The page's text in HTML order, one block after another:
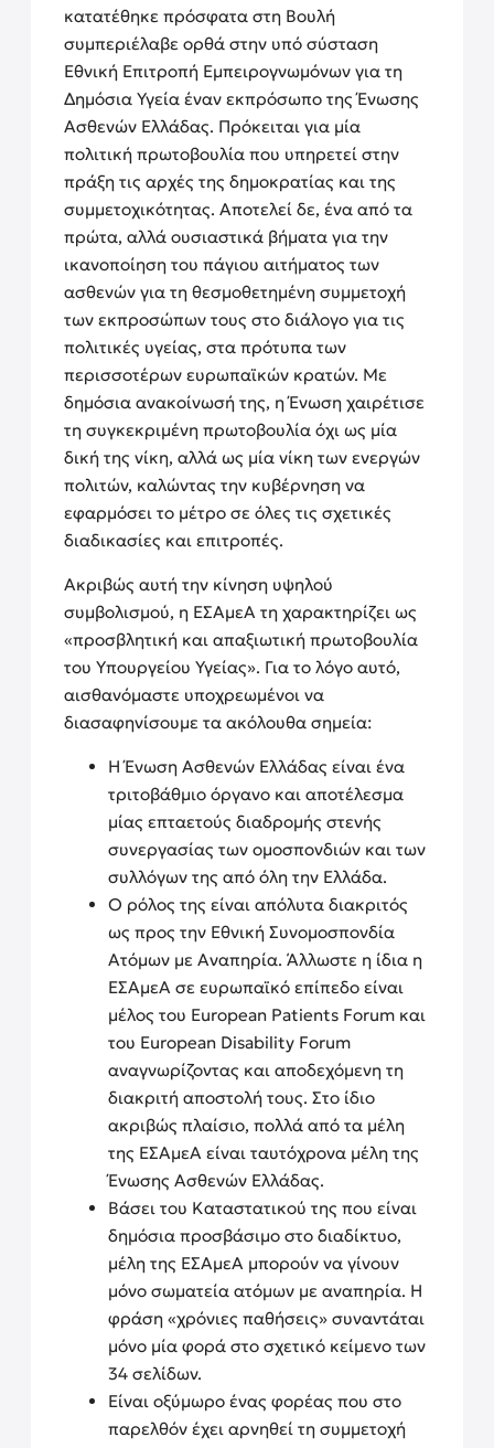
κατατέθηκε πρόσφατα στη Βουλή
συμπεριέλαβε ορθά στην υπό σύσταση
Εθνική Επιτροπή Εμπειρογνωμόνων για τη
Δημόσια Υγεία έναν εκπρόσωπο της Ένωσης
Ασθενών Ελλάδας. Πρόκειται για μία
πολιτική πρωτοβουλία που υπηρετεί στην
πράξη τις αρχές της δημοκρατίας και της
συμμετοχικότητας. Αποτελεί δε, ένα από τα
πρώτα, αλλά ουσιαστικά βήματα για την
ικανοποίηση του πάγιου αιτήματος των
ασθενών για τη θεσμοθετημένη συμμετοχή
των εκπροσώπων τους στο διάλογο για τις
πολιτικές υγείας, στα πρότυπα των
περισσοτέρων ευρωπαϊκών κρατών. Με
δημόσια ανακοίνωσή της, η Ένωση χαιρέτισε
τη συγκεκριμένη πρωτοβουλία όχι ως μία
δική της νίκη, αλλά ως μία νίκη των ενεργών
πολιτών, καλώντας την κυβέρνηση να
εφαρμόσει το μέτρο σε όλες τις σχετικές
διαδικασίες και επιτροπές.
Ακριβώς αυτή την κίνηση υψηλού
συμβολισμού, η ΕΣΑμεΑ τη χαρακτηρίζει ως
«προσβλητική και απαξιωτική πρωτοβουλία
του Υπουργείου Υγείας». Για το λόγο αυτό,
αισθανόμαστε υποχρεωμένοι να
διασαφηνίσουμε τα ακόλουθα σημεία:
Η Ένωση Ασθενών Ελλάδας είναι ένα
τριτοβάθμιο όργανο και αποτέλεσμα
μίας επταετούς διαδρομής στενής
συνεργασίας των ομοσπονδιών και των
συλλόγων της από όλη την Ελλάδα.
Ο ρόλος της είναι απόλυτα διακριτός
ως προς την Εθνική Συνομοσπονδία
Ατόμων με Αναπηρία. Άλλωστε η ίδια η
ΕΣΑμεΑ σε ευρωπαϊκό επίπεδο είναι
μέλος του European Patients Forum και
του European Disability Forum
αναγνωρίζοντας και αποδεχόμενη τη
διακριτή αποστολή τους. Στο ίδιο
ακριβώς πλαίσιο, πολλά από τα μέλη
της ΕΣΑμεΑ είναι ταυτόχρονα μέλη της
Ένωσης Ασθενών Ελλάδας.
Βάσει του Καταστατικού της που είναι
δημόσια προσβάσιμο στο διαδίκτυο,
μέλη της ΕΣΑμεΑ μπορούν να γίνουν
μόνο σωματεία ατόμων με αναπηρία. Η
φράση «χρόνιες παθήσεις» συναντάται
μόνο μία φορά στο σχετικό κείμενο των
34 σελίδων.
Είναι οξύμωρο ένας φορέας που στο
παρελθόν έχει αρνηθεί τη συμμετοχή